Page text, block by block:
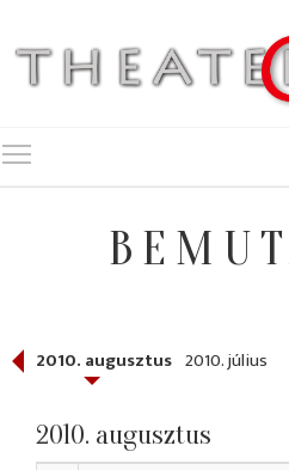
2010. augusztus 2010. július
2010. augusztus